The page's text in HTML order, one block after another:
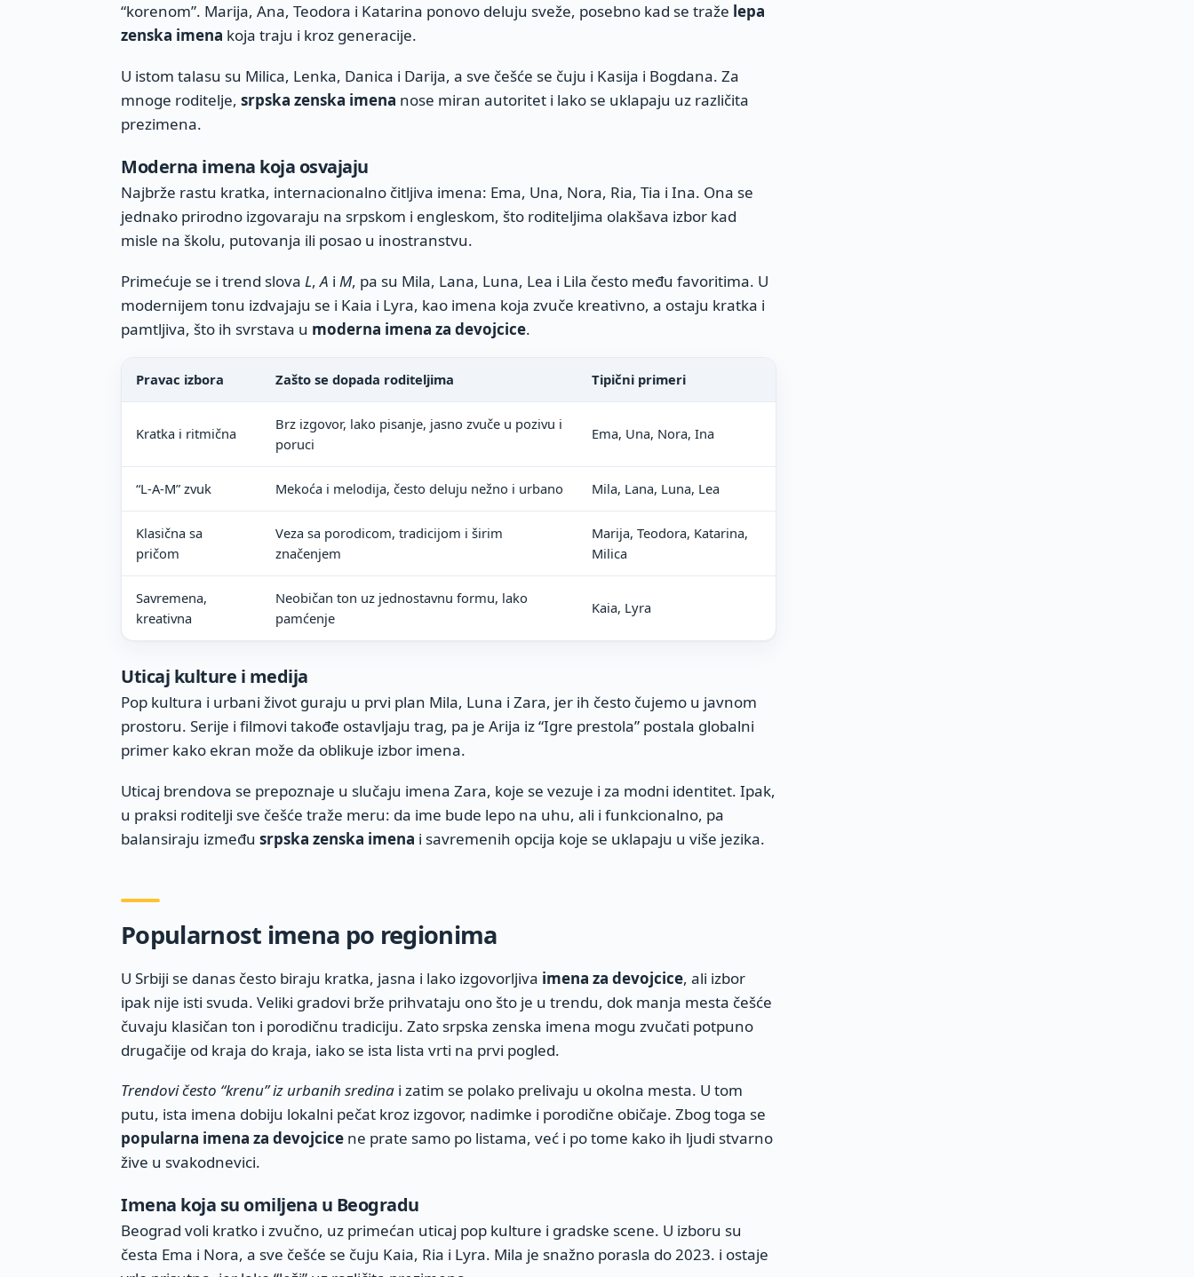
“korenom”. Marija, Ana, Teodora i Katarina ponovo deluju sveže, posebno kad se traže lepa
zenska imena koja traju i kroz generacije.
U istom talasu su Milica, Lenka, Danica i Darija, a sve češće se čuju i Kasija i Bogdana. Za
mnoge roditelje, srpska zenska imena nose miran autoritet i lako se uklapaju uz različita
prezimena.
Moderna imena koja osvajaju
Najbrže rastu kratka, internacionalno čitljiva imena: Ema, Una, Nora, Ria, Tia i Ina. Ona se
jednako prirodno izgovaraju na srpskom i engleskom, što roditeljima olakšava izbor kad
misle na školu, putovanja ili posao u inostranstvu.
Primećuje se i trend slova L,A i M, pa su Mila, Lana, Luna, Lea i Lila često među favoritima. U
modernijem tonu izdvajaju se i Kaia i Lyra, kao imena koja zvuče kreativno, a ostaju kratka i
pamtljiva, što ih svrstava u moderna imena za devojcice.
Pravac izbora Zašto se dopada roditeljima Tipični primeri
Kratka i ritmična
Brz izgovor, lako pisanje, jasno zvuče u pozivu i
poruci
Ema, Una, Nora, Ina
“L-A-M” zvuk Mekoća i melodija, često deluju nežno i urbano Mila, Lana, Luna, Lea
Klasična sa
pričom
Veza sa porodicom, tradicijom i širim
značenjem
Marija, Teodora, Katarina,
Milica
Savremena,
kreativna
Neobičan ton uz jednostavnu formu, lako
pamćenje
Kaia, Lyra
Uticaj kulture i medija
Pop kultura i urbani život guraju u prvi plan Mila, Luna i Zara, jer ih često čujemo u javnom
prostoru. Serije i filmovi takođe ostavljaju trag, pa je Arija iz “Igre prestola” postala globalni
primer kako ekran može da oblikuje izbor imena.
Uticaj brendova se prepoznaje u slučaju imena Zara, koje se vezuje i za modni identitet. Ipak,
u praksi roditelji sve češće traže meru: da ime bude lepo na uhu, ali i funkcionalno, pa
balansiraju između srpska zenska imena i savremenih opcija koje se uklapaju u više jezika.
Popularnost imena po regionima
U Srbiji se danas često biraju kratka, jasna i lako izgovorljiva imena za devojcice, ali izbor
ipak nije isti svuda. Veliki gradovi brže prihvataju ono što je u trendu, dok manja mesta češće
čuvaju klasičan ton i porodičnu tradiciju. Zato srpska zenska imena mogu zvučati potpuno
drugačije od kraja do kraja, iako se ista lista vrti na prvi pogled.
Trendovi često “krenu” iz urbanih sredina i zatim se polako prelivaju u okolna mesta. U tom
putu, ista imena dobiju lokalni pečat kroz izgovor, nadimke i porodične običaje. Zbog toga se
popularna imena za devojcice ne prate samo po listama, već i po tome kako ih ljudi stvarno
žive u svakodnevici.
Imena koja su omiljena u Beogradu
Beograd voli kratko i zvučno, uz primećan uticaj pop kulture i gradske scene. U izboru su
česta Ema i Nora, a sve češće se čuju Kaia, Ria i Lyra. Mila je snažno porasla do 2023. i ostaje